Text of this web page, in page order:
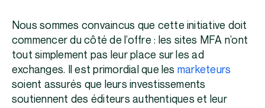
Nous sommes convaincus que cette initiative doit
commencer du côté de l’offre : les sites MFA n’ont
tout simplement pas leur place sur les ad
exchanges. Il est primordial que les marketeurs
soient assurés que leurs investissements
soutiennent des éditeurs authentiques et leur